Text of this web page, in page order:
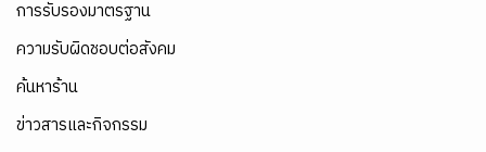
การรับรองมาตรฐาน
ความรับผิดชอบต่อสังคม
ค้นหาร้าน
ข่าวสารและกิจกรรม